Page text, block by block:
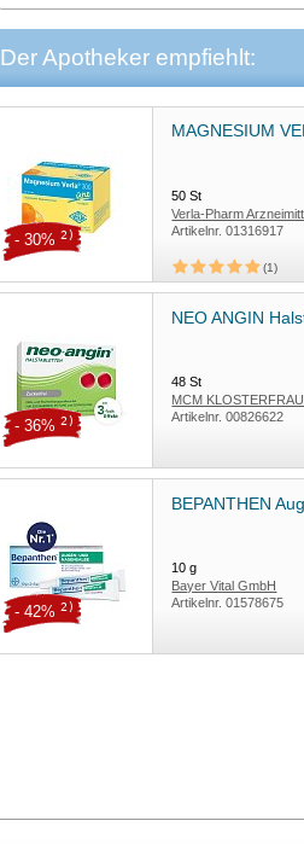
1/22.
Der Apotheker empfiehlt:
MAGNESIUM
50St
Verla-Pharm
KG
Artikelnr.01316917
1
- 30% 2)
NEO ANGIN
48St
MCM
Artikelnr.00826622
- 36% 2)
BEPANTHEN
10g
Bayer Vital GmbH
Artikelnr.01578675
- 42% 2)